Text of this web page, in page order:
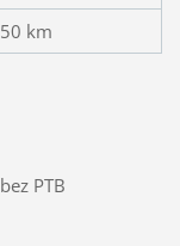
km
PTB